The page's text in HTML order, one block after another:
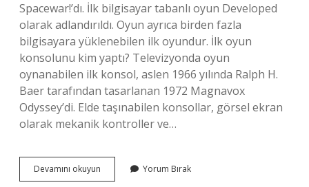
Spacewar!’dı. İlk bilgisayar tabanlı oyun Developed
olarak adlandırıldı. Oyun ayrıca birden fazla
bilgisayara yüklenebilen ilk oyundur. İlk oyun
konsolunu kim yaptı? Televizyonda oyun
oynanabilen ilk konsol, aslen 1966 yılında Ralph H.
Baer tarafından tasarlanan 1972 Magnavox
Odyssey’di. Elde taşınabilen konsollar, görsel ekran
olarak mekanik kontroller ve…
Devamını okuyun
Oyunu
Yorum Bırak